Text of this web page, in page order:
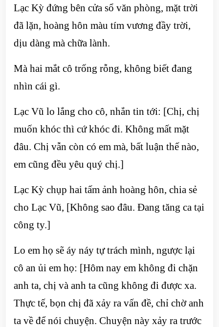
Lạc Kỳ đứng bên cửa sổ văn phòng, mặt trời
đã lặn, hoàng hôn màu tím vương đầy trời,
dịu dàng mà chữa lành.
Mà hai mắt cô trống rỗng, không biết đang
nhìn cái gì.
Lạc Vũ lo lắng cho cô, nhắn tin tới: [Chị, chị
muốn khóc thì cứ khóc đi. Không mất mặt
đâu. Chị vẫn còn có em mà, bất luận thế nào,
em cũng đều yêu quý chị.]
Lạc Kỳ chụp hai tấm ảnh hoàng hôn, chia sẻ
cho Lạc Vũ, [Không sao đâu. Đang tăng ca tại
công ty.]
Lo em họ sẽ áy náy tự trách mình, ngược lại
cô an ủi em họ: [Hôm nay em không đi chặn
anh ta, chị và anh ta cũng không đi được xa.
Thực tế, bọn chị đã xảy ra vấn đề, chỉ chờ anh
ta về để nói chuyện. Chuyện này xảy ra trước